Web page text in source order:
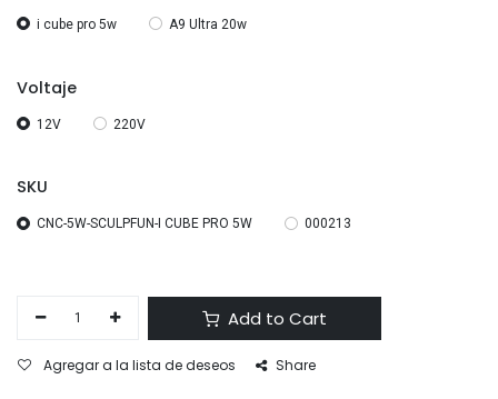
i cube pro 5w A9 Ultra 20w
Voltaje
12V 220V
SKU
CNC-5W-SCULPFUN-I CUBE PRO 5W 000213
Add to Cart
Agregar a la lista de deseos Share